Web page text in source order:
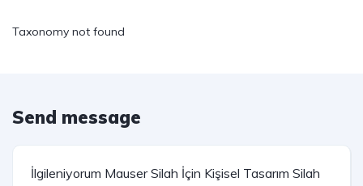
Taxonomy not found
Send message